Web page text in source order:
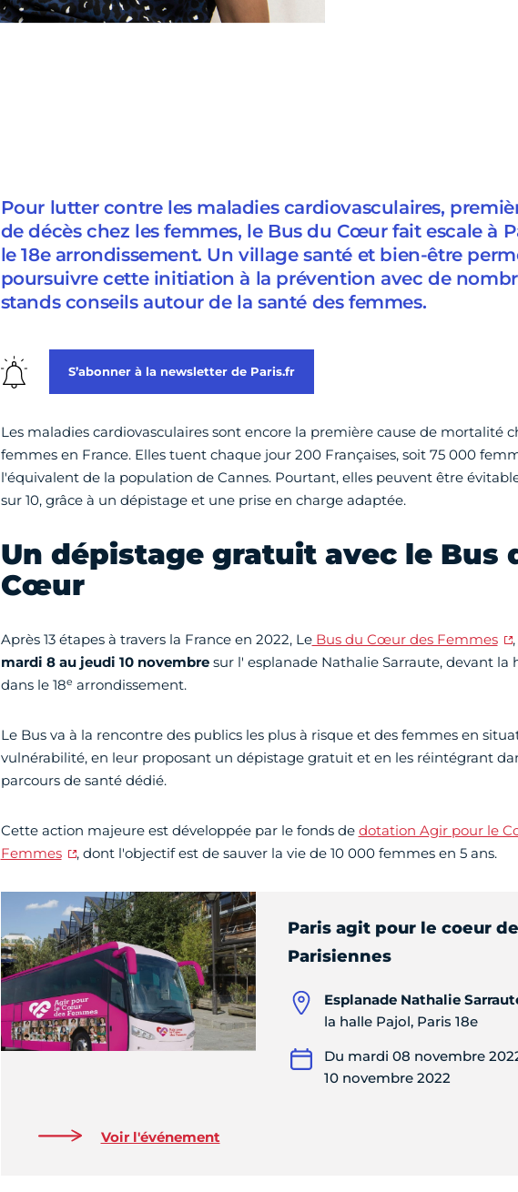
Pour lutter contre les maladies cardiovasculaires,
de décès chez les femmes, le Bus du Cœur fait escale à
le 18e arrondissement. Un village santé et bien-être
poursuivre cette initiation à la prévention avec de
stands conseils autour de la santé des femmes.
S’abonner à la newsletter de Paris.fr
Les maladies cardiovasculaires sont encore la première cause de mortalité
femmes en France. Elles tuent chaque jour 200 Françaises, soit 75 000
l'équivalent de la population de Cannes. Pourtant, elles peuvent être
sur 10, grâce à un dépistage et une prise en charge adaptée.
Un dépistage gratuit avec le Bus
Cœur
Après 13 étapes à travers la France en 2022, LeBus du Cœur des Femmes
mardi 8 au jeudi 10 novembresur l' esplanade Nathalie Sarraute, devant la
dans le 18e arrondissement.
Le Bus va à la rencontre des publics les plus à risque et des femmes en
vulnérabilité, en leur proposant un dépistage gratuit et en les réintégrant
parcours de santé dédié.
Cette action majeure est développée par le fonds de dotation Agir pour le
Femmes
, dont l'objectif est de sauver la vie de 10 000 femmes en 5 ans.
Paris agit pour le coeur
Parisiennes
Esplanade Nathalie
la halle Pajol, Paris 18e
Du mardi 08 novembre
10 novembre 2022
Voir l'événement